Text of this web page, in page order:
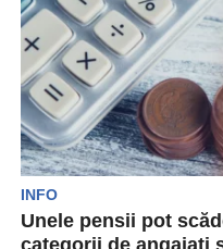
INFO
Unele pensii pot
categorii de angajați